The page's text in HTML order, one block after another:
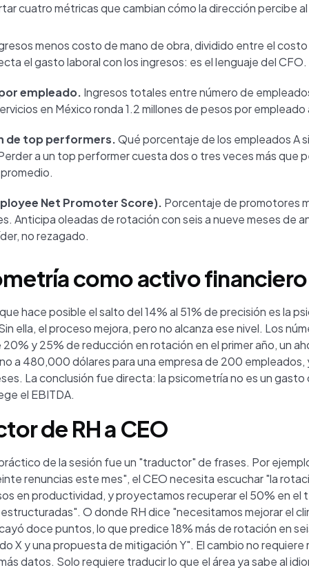
cuatro métricas que cambian cómo la dirección percibe
menos costo de mano de obra, dividido entre el
el gasto laboral con los ingresos: es el lenguaje del CFO.
empleado. Ingresos totales entre número de
en México ronda 1.2 millones de pesos por empleado
de top performers.Qué porcentaje de los empleados A
a un top performer cuesta dos o tres veces más que
Net Promoter Score). Porcentaje de promotores
Anticipa oleadas de rotación con seis a nueve meses de
no rezagado.
como activo financiero
hace posible el salto del 14% al 51% de precisión es la
ella, el proceso mejora, pero no alcanza ese nivel. Los
y 25% de reducción en rotación en el primer año, un
a 480,000 dólares para una empresa de 200 empleados,
La conclusión fue directa: la psicometría no es un gasto
el EBITDA.
de RH a CEO
de la sesión fue un "traductor" de frases. Por
renuncias este mes", el CEO necesita escuchar "la
en productividad, y proyectamos recuperar el 50% en el
O donde RH dice "necesitamos mejorar el
doce puntos, lo que predice 18% más de rotación en
X y una propuesta de mitigación Y". El cambio no requiere
datos. Solo requiere traducir lo que el área ya sabe al